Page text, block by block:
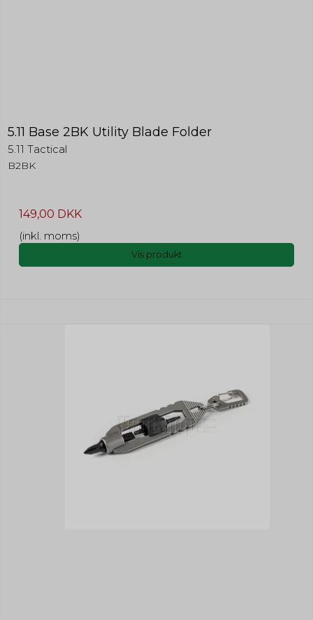
5.11 Base 2BK Utility Blade Folder
5.11 Tactical
B2BK
149,00 DKK
(inkl. moms)
Vis produkt